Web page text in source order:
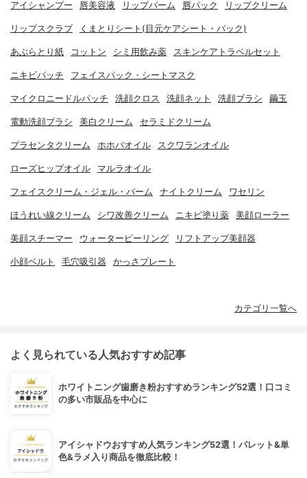
アイシャンプー 唇美容液 リップバーム 唇パック リップクリーム
リップスクラブ くまとりシート(目元ケアシート・パック)
あぶらとり紙 コットン シミ用飲み薬 スキンケアトラベルセット
ニキビパッチ フェイスパック・シートマスク
マイクロニードルパッチ 洗顔クロス 洗顔ネット 洗顔ブラシ 繭玉
電動洗顔ブラシ 美白クリーム セラミドクリーム
プラセンタクリーム ホホバオイル スクワランオイル
ローズヒップオイル マルラオイル
フェイスクリーム・ジェル・バーム ナイトクリーム ワセリン
ほうれい線クリーム シワ改善クリーム ニキビ塗り薬 美顔ローラー
美顔スチーマー ウォーターピーリング リフトアップ美顔器
小顔ベルト 毛穴吸引器 かっさプレート
カテゴリ一覧へ
よく見られている人気おすすめ記事
ホワイトニング歯磨き粉おすすめランキング52選！口コミ
の多い市販品を中心に
アイシャドウおすすめ人気ランキング52選！パレット&単
色&ラメ入り商品を徹底比較！